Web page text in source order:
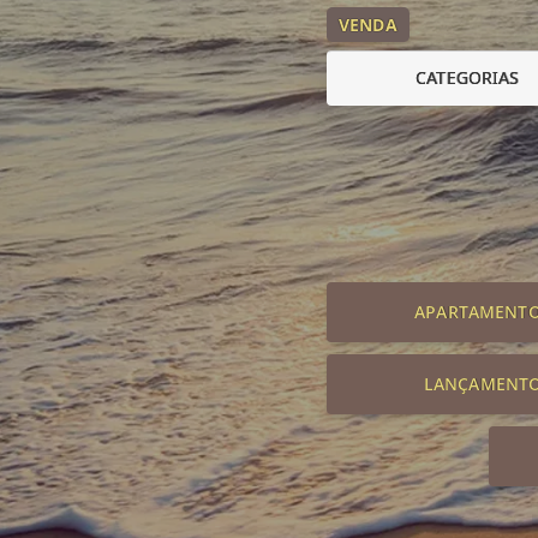
VENDA
CATEGORIAS